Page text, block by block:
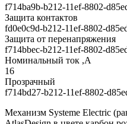
f714ba9b-b212-11ef-8802-
Защита контактов
fd0e0c9d-b212-11ef-8802-
Защита от перенапряжения
f714bbec-b212-11ef-8802-
Номинальный ток ,А
16
Прозрачный
f714bd27-b212-11ef-8802-
Механизм Systeme Electric